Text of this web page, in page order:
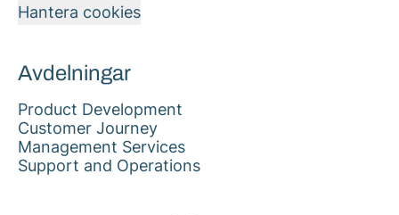
Hantera cookies
Avdelningar
Product Development
Customer Journey
Management Services
Support and Operations